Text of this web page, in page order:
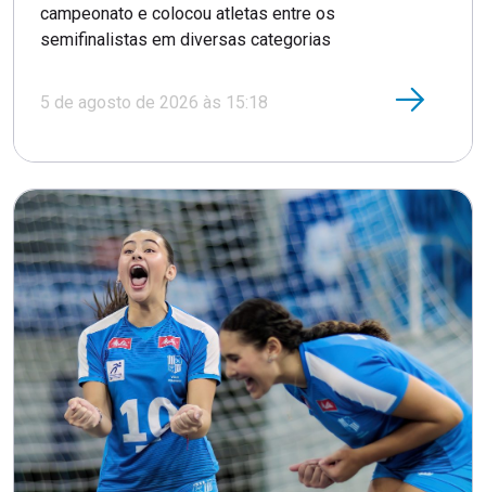
campeonato e colocou atletas entre os
semifinalistas em diversas categorias
5 de agosto de 2026 às 15:18